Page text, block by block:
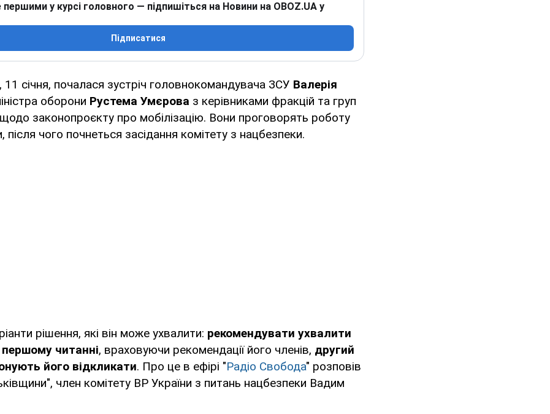
першими у курсі головного — підпишіться на Новини на OBOZ.UA у
Підписатися
11 січня, почалася зустріч головнокомандувача ЗСУ Валерія
оборони Рустема Умєрова з керівниками фракцій та груп
законопроєкту про мобілізацію. Вони проговорять роботу
після чого почнеться засідання комітету з нацбезпеки.
рішення, які він може ухвалити: рекомендувати ухвалити
читанні, враховуючи рекомендації його членів, другий
його відкликати. Про це в ефірі "Радіо Свобода" розповів
член комітету ВР України з питань нацбезпеки Вадим